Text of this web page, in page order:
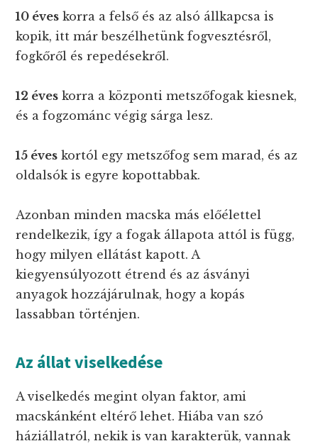
10 éves korra a felső és az alsó állkapcsa is
kopik, itt már beszélhetünk fogvesztésről,
fogkőről és repedésekről.
12 éves korra a központi metszőfogak kiesnek,
és a fogzománc végig sárga lesz.
15 éves kortól egy metszőfog sem marad, és az
oldalsók is egyre kopottabbak.
Azonban minden macska más előélettel
rendelkezik, így a fogak állapota attól is függ,
hogy milyen ellátást kapott. A
kiegyensúlyozott étrend és az ásványi
anyagok hozzájárulnak, hogy a kopás
lassabban történjen.
Az állat viselkedése
A viselkedés megint olyan faktor, ami
macskánként eltérő lehet. Hiába van szó
háziállatról, nekik is van karakterük, vannak